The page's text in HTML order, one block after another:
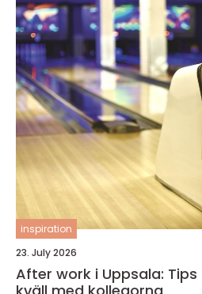
inspiration
23. July 2026
After work i Uppsala: